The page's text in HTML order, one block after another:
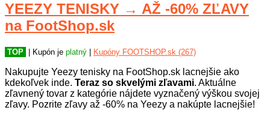
YEEZY TENISKY → AŽ -60% ZĽAVY
na FootShop.sk
TOP | Kupón je platný Kupóny FOOTSHOP.sk (267)
Nakupujte Yeezy tenisky na FootShop.sk lacnejšie ako
kdekoľvek inde. Teraz so skvelými zľavami. Aktuálne
zľavnený tovar z kategórie nájdete vyznačený výškou svojej
zľavy. Pozrite zľavy až -60% na Yeezy a nakúpte lacnejšie!